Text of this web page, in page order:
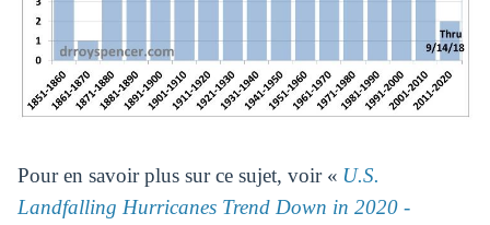
Pour en savoir plus sur ce sujet, voir « U.S.
Landfalling Hurricanes Trend Down in 2020 -